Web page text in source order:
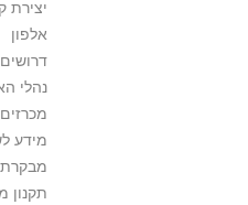
יצירת
אלפון
דרושים
נהלי
מכרזים
מידע
מבקרת
תקנון